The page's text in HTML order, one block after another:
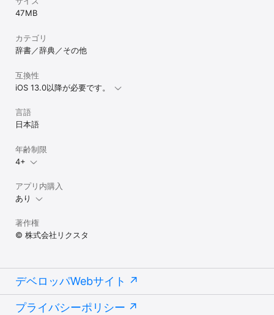
す。より忠実で広範な家系図を作成することができます。
・親、兄弟、叔父、叔母、いとこ、はとこ、祖父、祖母、曽祖父、
で、たくさんの親族が一つの系図で見られます。続柄がわからなく
ても、直感的に登録できます。
・古来より日本では家系図をつくることは、ご先祖様を祀ること、
考えられてきました。そのため自身の先祖を知ること、残すこと
は、子孫にも影響する、伝統的でとても大切な記録ともいえます。
機会には、デジタル、巻物、掛け軸などの家系図を作成すると良い
かもしれません。
・還暦、古希、喜寿、傘寿、米寿、卒寿、白寿、百寿など長寿のお
記録しておくことができます。年男・年女、干支、厄年を知ること
にも使えます。
・平安時代、鎌倉時代、室町時代、戦国時代、江戸時代から近代・
現代まで家族の歴史・つながりをサポートするアプリです。
・ゲームや小説等のキャラクター名前作成にも便利
■プレミアム会員登録について
一度のお支払いとなります)
・1ヶ月240円、1年間2600円です。
・お支払いは、お客様のiTunesアカウントにて行われます。
・ライセンス期間終了の24時間以上前に、お客様のアカウント設定
遠縁と繋がる機能をより使いやすくしました。
を好きな位置に移動できる！ (一括移動もできるよう
になりました)
家紋の情報が増えました。
した。
市区町村別の名字データを追加しました。
「みんなの家紋のはなし」が一覧で見られるようにな
より使いやすくアプリをリニューアルいたしました！
【各種新機能を追加いたしました】
みんなの家紋のはなしを追加できるようになりまし
た。(基本情報設定が必要です)
みんなの名字の由来を追加できるようになりました。
名字を読みや含む文字で検索できるようになりまし
た。
索できない点を修正しました。
3年一括でプレミアム会費をお支払い頂くと、永年プ
レミアム会員として利用できるようになりました。
47 MB
カテゴリ
辞書／辞典／その他
互換性
iOS 13.0以降が必要です。
言語
日本語
年齢制限
4+
アプリ内購入
あり
著作権
© 株式会社リクスタ
デベロッパWebサイト
プライバシーポリシー